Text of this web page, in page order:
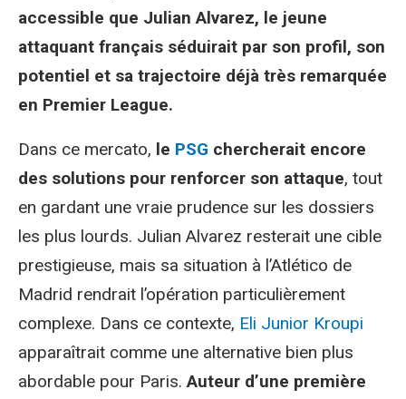
accessible que Julian Alvarez, le jeune
attaquant français séduirait par son profil, son
potentiel et sa trajectoire déjà très remarquée
en Premier League.
Dans ce mercato, le PSG chercherait encore
des solutions pour renforcer son attaque, tout
en gardant une vraie prudence sur les dossiers
les plus lourds. Julian Alvarez resterait une cible
prestigieuse, mais sa situation à l’Atlético de
Madrid rendrait l’opération particulièrement
complexe. Dans ce contexte, Eli Junior Kroupi
apparaîtrait comme une alternative bien plus
abordable pour Paris.Auteur d’une première